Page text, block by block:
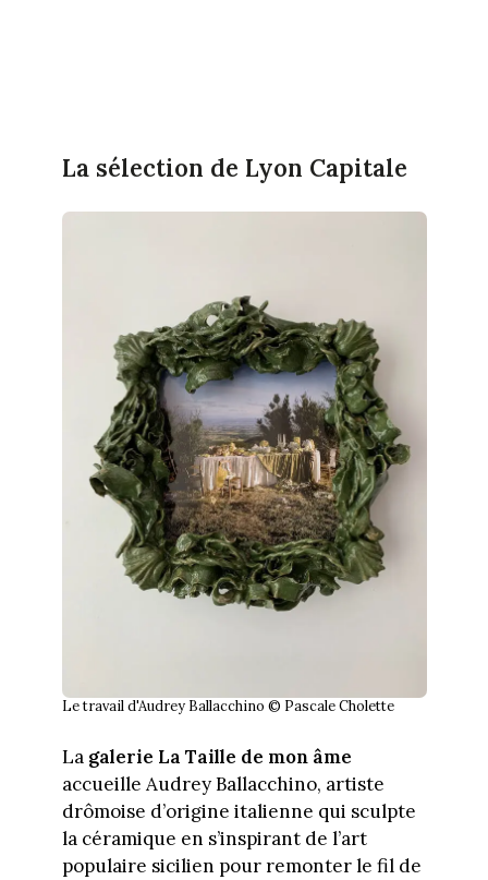
La sélection de Lyon Capitale
Le travail d'Audrey Ballacchino © Pascale Cholette
Lagalerie La Taille de mon âme
accueille Audrey Ballacchino, artiste
drômoise d’origine italienne qui sculpte
la céramique en s’inspirant de l’art
populaire sicilien pour remonter le fil de